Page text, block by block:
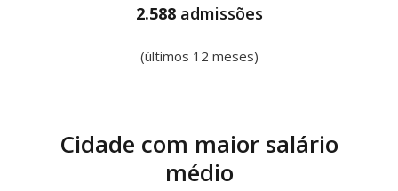
2.588 admissões
(últimos 12 meses)
Cidade com maior salário
médio